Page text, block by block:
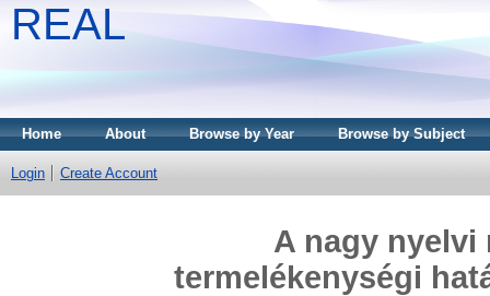
REAL
Home About Browse by Year Browse by Subject
Login Create Account
A nagy
termelékenységi